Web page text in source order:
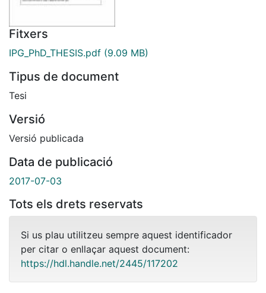
Fitxers
IPG_PhD_THESIS.pdf (9.09 MB)
Tipus de document
Tesi
Versió
Versió publicada
Data de publicació
2017-07-03
Tots els drets reservats
Si us plau utilitzeu sempre aquest identificador
per citar o enllaçar aquest document:
https://hdl.handle.net/2445/117202